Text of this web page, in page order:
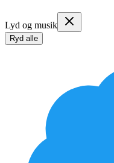
Lyd og musik
Ryd alle